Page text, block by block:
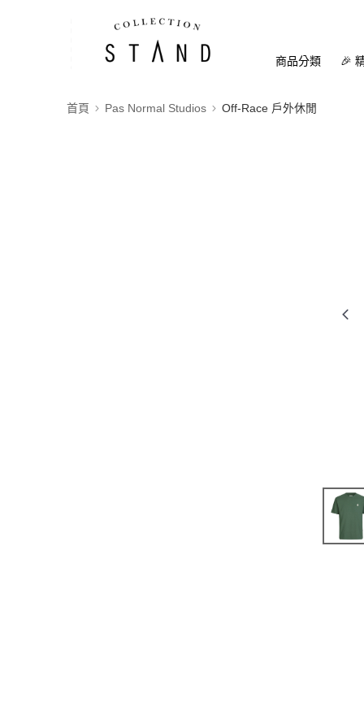
商品分類 🎉
首頁 Pas Normal Studios Off-Race 戶外休閒